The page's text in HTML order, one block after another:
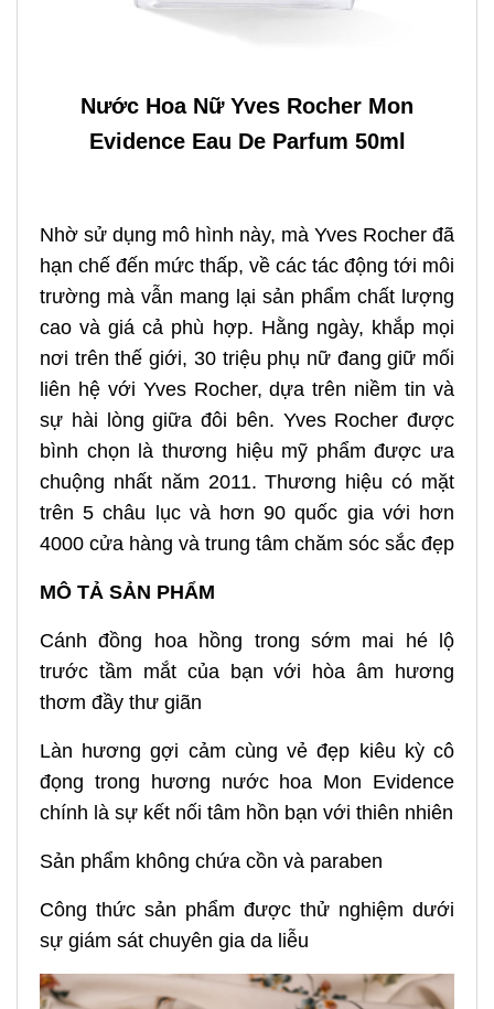
Nước Hoa Nữ Yves Rocher Mon
Evidence Eau De Parfum 50ml
Nhờ sử dụng mô hình này, mà Yves Rocher đã
hạn chế đến mức thấp, về các tác động tới môi
trường mà vẫn mang lại sản phẩm chất lượng
cao và giá cả phù hợp. Hằng ngày, khắp mọi
nơi trên thế giới, 30 triệu phụ nữ đang giữ mối
liên hệ với Yves Rocher, dựa trên niềm tin và
sự hài lòng giữa đôi bên. Yves Rocher được
bình chọn là thương hiệu mỹ phẩm được ưa
chuộng nhất năm 2011. Thương hiệu có mặt
trên 5 châu lục và hơn 90 quốc gia với hơn
4000 cửa hàng và trung tâm chăm sóc sắc đẹp
MÔ TẢ SẢN PHẨM
Cánh đồng hoa hồng trong sớm mai hé lộ
trước tầm mắt của bạn với hòa âm hương
thơm đầy thư giãn
Làn hương gợi cảm cùng vẻ đẹp kiêu kỳ cô
đọng trong hương nước hoa Mon Evidence
chính là sự kết nối tâm hồn bạn với thiên nhiên
Sản phẩm không chứa cồn và paraben
Công thức sản phẩm được thử nghiệm dưới
sự giám sát chuyên gia da liễu